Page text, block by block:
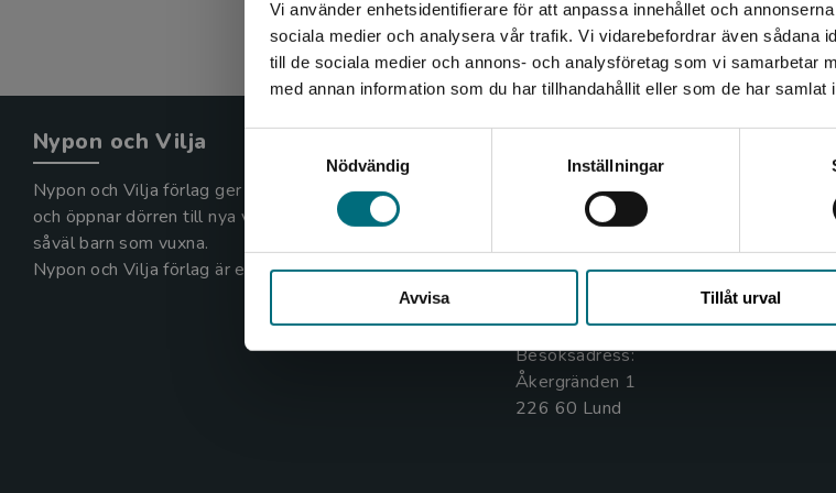
Vi använder enhetsidentifierare för att anpassa innehållet och
sociala medier och analysera vår trafik. Vi vidarebefordrar även sådana
till de sociala medier och annons- och analysföretag som vi samarbetar
med annan information som du har tillhandahållit eller som de har samlat
Nödvändig
Inställningar
Avvisa Tillåt urval
Det verkar som att du besöker
en enhet utanför Sverige. Vi erbjuder
utanför Sverige. För att kunna slutföra
leveransadressen vara i Sverige.
Nypon och Vilja
Nypon och Vilja förlag ger ut böcker som väcker läslust
och öppnar dörren till nya världar och möjligheter för
såväl barn som vuxna.
Nypon och Vilja förlag är en del av Studentlitteratur.
Kontakta oss
046-31 20 00
Box 141
Besöksadress:
Åkergränden 1
Kontakta
046-31
Frågor
Köpvillkor